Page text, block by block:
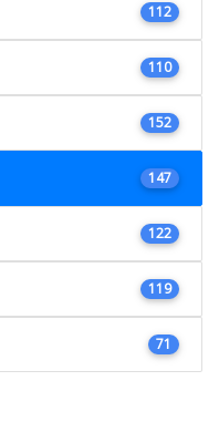
112
110
152
147
122
119
71